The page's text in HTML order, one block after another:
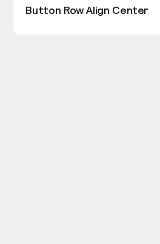
Button Row Align Center